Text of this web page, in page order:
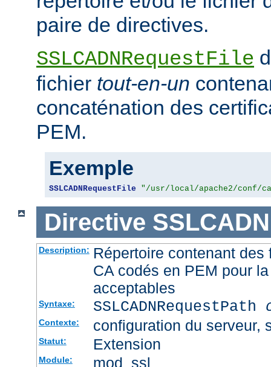
paire de directives.
SSLCADNRequestFile
fichier tout-en-un
concaténation des
PEM.
Exemple
SSLCADNRequestFile "/usr/local/apache2/conf/
Directive
Description: Répertoire contenant
CA codés en PEM pour
acceptables
Syntaxe: SSLCADNRequestPath
Contexte: configuration du serveur,
Statut: Extension
Module: mod_ssl